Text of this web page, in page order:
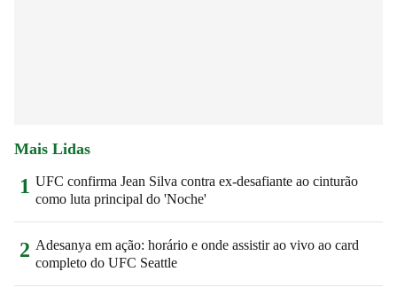
Mais Lidas
1 UFC confirma Jean Silva contra ex-desafiante ao cinturão
como luta principal do 'Noche'
2 Adesanya em ação: horário e onde assistir ao vivo ao card
completo do UFC Seattle